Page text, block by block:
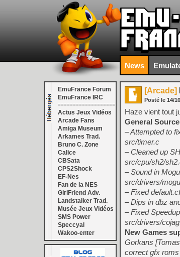
News
EmuFrance Forum
EmuFrance IRC
===================
Actus Jeux Vidéos
Arcade Fans
Amiga Museum
Arkames Trad.
Bruno C. Zone
Calice
CBSata
CPS2Shock
EF-Nes
Fan de la NES
GirlFriend Adv.
Landstalker Trad.
Musée Jeux Vidéos
SMS Power
Speccyal
Wakoo-enter
[Arcade]
Posté le 14/
Haze vient tout
General
– Attempted to
src/timer.c
– Cleaned up
src/cpu/sh2/
– Sound in
src/drivers/
– Fixed
– Dips in dbz
– Fixed
src/drivers/
New Games
Gorkans
correct gfx